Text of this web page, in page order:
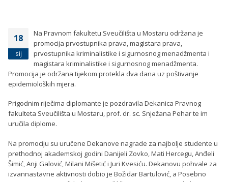
18
sij
Na Pravnom fakultetu Sveučilišta u Mostaru održana je
promocija prvostupnika prava, magistara prava,
prvostupnika kriminalistike i sigurnosnog menadžmenta i
magistara kriminalistike i sigurnosnog menadžmenta.
Promocija je održana tijekom protekla dva dana uz poštivanje
epidemioloških mjera.
Prigodnim riječima diplomante je pozdravila Dekanica Pravnog
fakulteta Sveučilišta u Mostaru, prof. dr. sc. Snježana Pehar te im
uručila diplome.
Na promociju su uručene Dekanove nagrade za najbolje studente u
prethodnoj akademskoj godini Danijeli Zovko, Mati Hercegu, Anđeli
Šimić, Anji Galović, Milani Mišetić i Juri Kvesiću. Dekanovu pohvale za
izvannastavne aktivnosti dobio je Božidar Bartulović, a Posebno